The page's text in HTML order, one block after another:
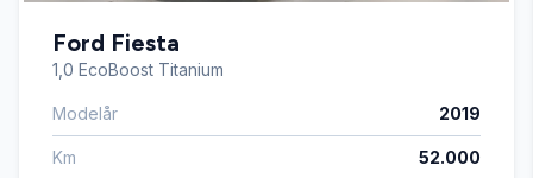
Fartpilot
Fjernbetjent centrallås
Ford Fiesta
1,0 EcoBoost Titanium
Modelår 2019
Km 52.000